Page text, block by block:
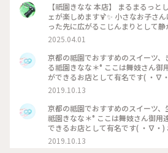
【祇園きなな 本店】 まるまるっと
ェが楽しめます🍹✨ 小さなお子さ
った先に広がるこじんまりとして静
パフェはきなこや抹茶、黒ゴマな
ラミスの入ったイタリアン風、ベ
アイスの食べ比べやふわふわのか
ッシュのようなフードメニューもあ
名探偵コナンで取り上げられました✨ #京都グルメ #京都
園 #本店 #人気店 #聖地巡礼 #パフ
2025.04.01
京都の祗園でおすすめのスイーツ
る祗園きなな＊° ここは舞妓さん御
ができるお店として有名です( ・∇
黒豆を使用したきなこの生アイス
ほうじ茶付)なんと添加物、保存料
濃厚なのに甘すぎず、口どけが最
京都にきたらまた立ち寄りたいお店
都#おすすめ#スイーツ#アイス#秋
2019.10.13
京都の祗園でおすすめのスイーツ
祗園きなな＊° ここは舞妓さん御用
できるお店として有名です( ・∇・)
丹波黒豆を使用したきなこの生ア
(600円ほうじ茶付)なんと添加物、
2019.10.13